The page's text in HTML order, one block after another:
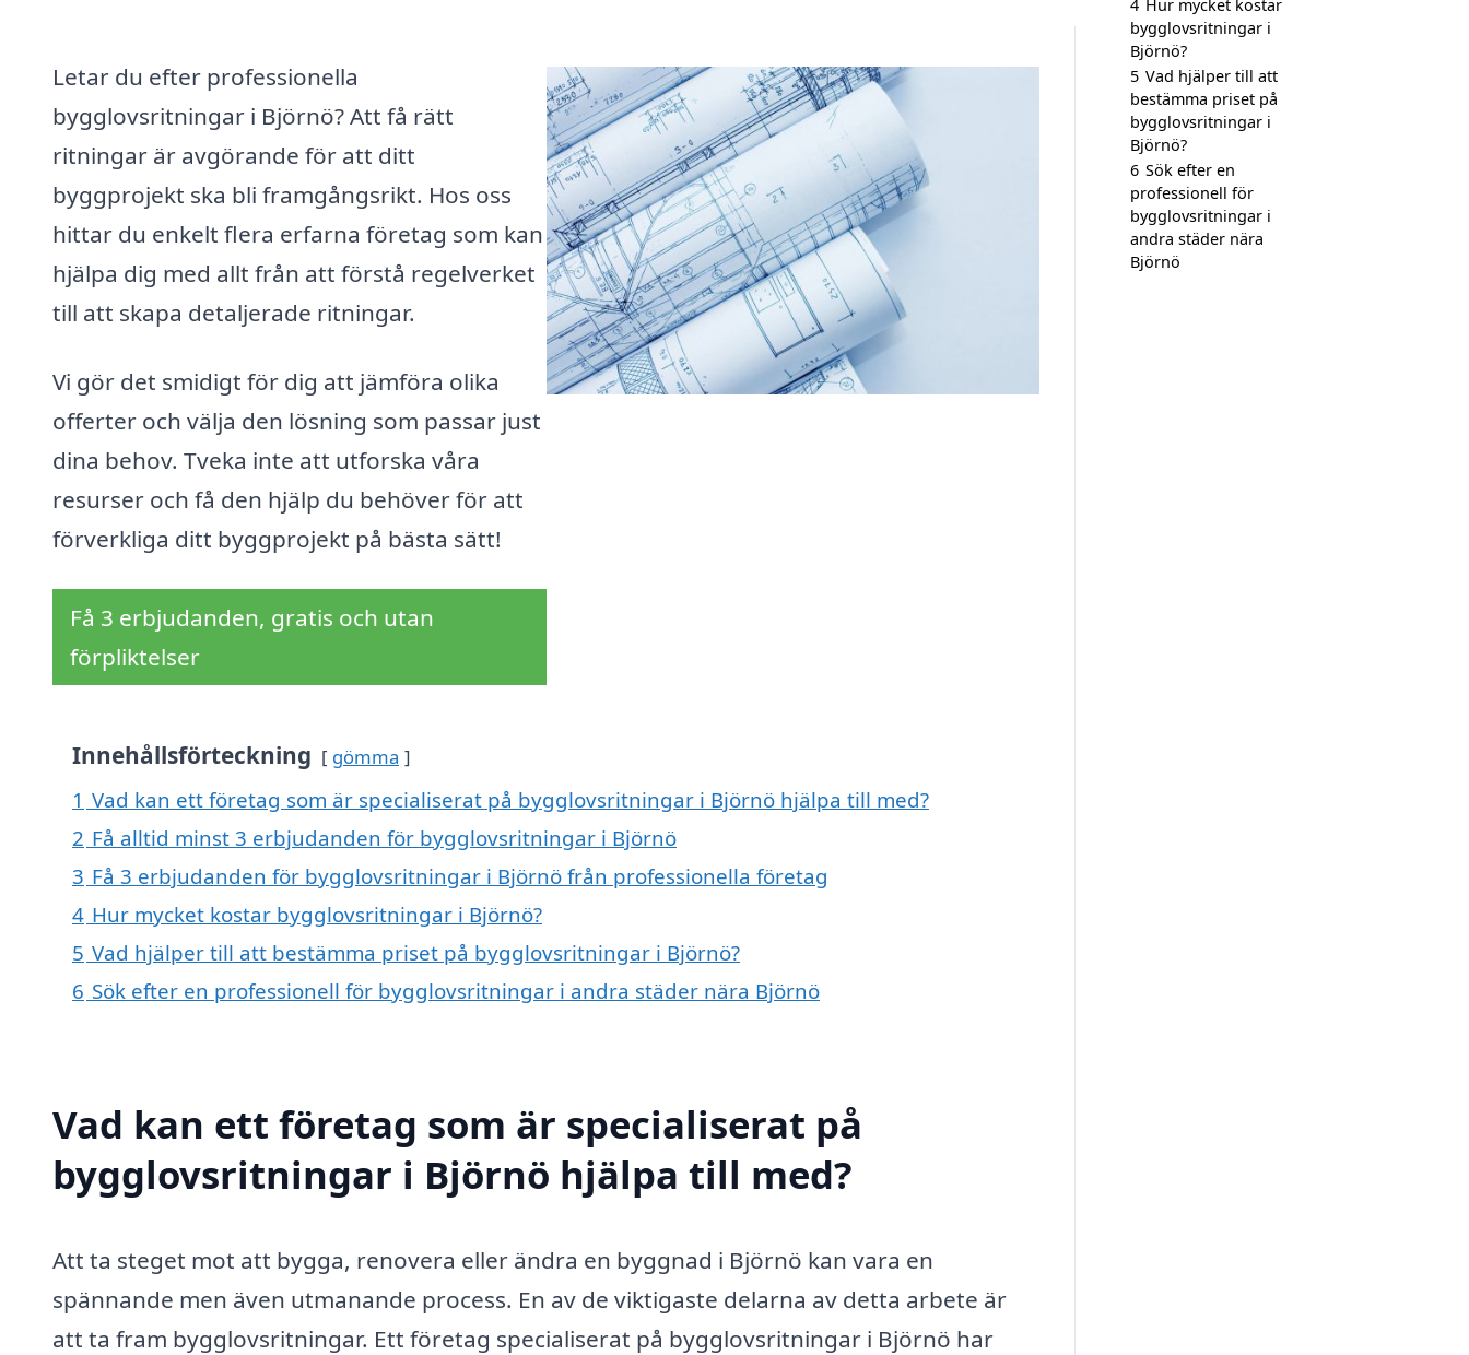
Letar du efter professionella
bygglovsritningar i Björnö? Att få rätt
ritningar är avgörande för att ditt
byggprojekt ska bli framgångsrikt. Hos oss
hittar du enkelt flera erfarna företag som kan
hjälpa dig med allt från att förstå regelverket
till att skapa detaljerade ritningar.
Vi gör det smidigt för dig att jämföra olika
offerter och välja den lösning som passar just
dina behov. Tveka inte att utforska våra
resurser och få den hjälp du behöver för att
förverkliga ditt byggprojekt på bästa sätt!
Få 3 erbjudanden, gratis och utan
förpliktelser
Innehållsförteckning gömma
1 Vad kan ett företag som är specialiserat på bygglovsritningar i Björnö hjälpa till med?
2 Få alltid minst 3 erbjudanden för bygglovsritningar i Björnö
3 Få 3 erbjudanden för bygglovsritningar i Björnö från professionella företag
4 Hur mycket kostar bygglovsritningar i Björnö?
5 Vad hjälper till att bestämma priset på bygglovsritningar i Björnö?
6 Sök efter en professionell för bygglovsritningar i andra städer nära Björnö
Vad kan ett företag som är specialiserat på
bygglovsritningar i Björnö hjälpa till med?
Att ta steget mot att bygga, renovera eller ändra en byggnad i Björnö kan vara en
spännande men även utmanande process. En av de viktigaste delarna av detta arbete är
att ta fram bygglovsritningar. Ett företag specialiserat på bygglovsritningar i Björnö har
4 Hur mycket kostar
bygglovsritningar i
Björnö?
5 Vad hjälper till att
bestämma priset på
bygglovsritningar i
Björnö?
6 Sök efter en
professionell för
bygglovsritningar i
andra städer nära
Björnö